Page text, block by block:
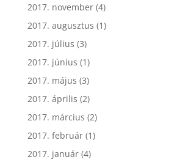
2017. november(4)
2017. augusztus (1)
2017. július (3)
2017. június (1)
2017. május (3)
2017. április (2)
2017. március (2)
2017. február(1)
2017. január(4)